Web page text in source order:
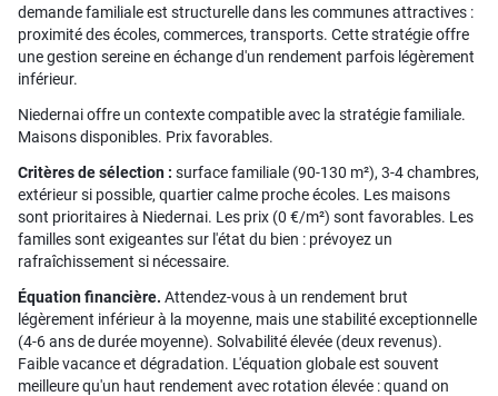
demande familiale est structurelle dans les communes attractives :
proximité des écoles, commerces, transports. Cette stratégie offre
une gestion sereine en échange d'un rendement parfois légèrement
inférieur.
Niedernai offre un contexte compatible avec la stratégie familiale.
Maisons disponibles. Prix favorables.
Critères de sélection : surface familiale (90-130 m²), 3-4 chambres,
extérieur si possible, quartier calme proche écoles. Les maisons
sont prioritaires à Niedernai. Les prix (0 €/m²) sont favorables. Les
familles sont exigeantes sur l'état du bien : prévoyez un
rafraîchissement si nécessaire.
Équation financière. Attendez-vous à un rendement brut
légèrement inférieur à la moyenne, mais une stabilité exceptionnelle
(4-6 ans de durée moyenne). Solvabilité élevée (deux revenus).
Faible vacance et dégradation. L'équation globale est souvent
meilleure qu'un haut rendement avec rotation élevée : quand on